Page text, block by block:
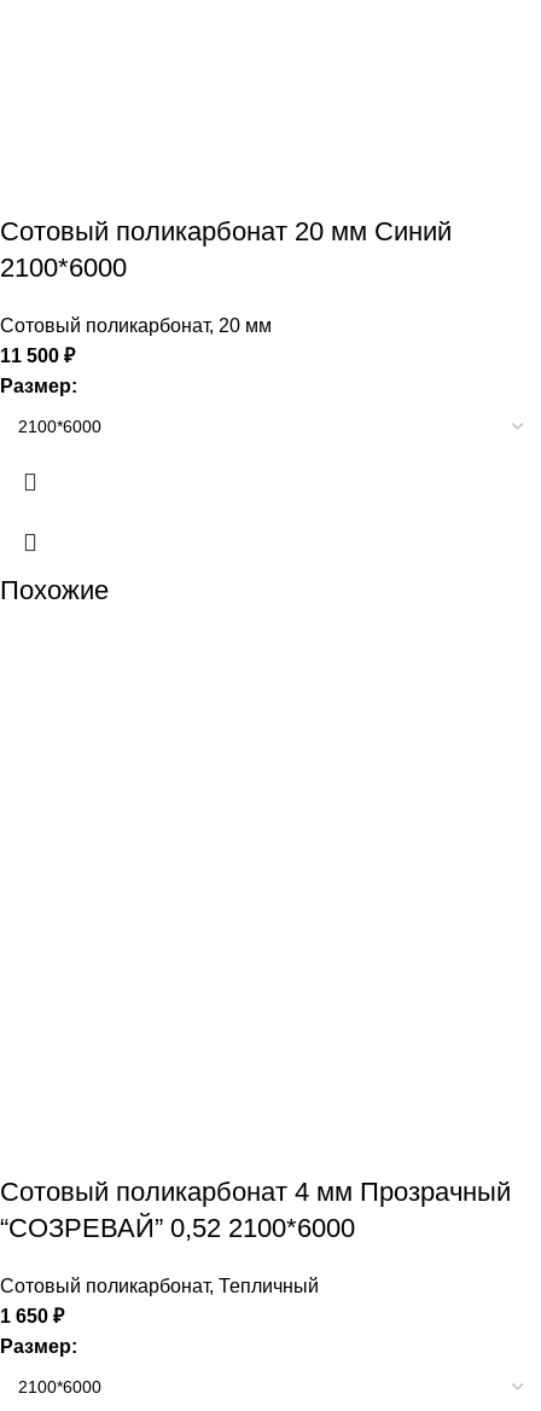
Сотовый поликарбонат 20 мм Синий
2100*6000
Сотовый поликарбонат, 20 мм
11 500 ₽
Размер:
Похожие
Сотовый поликарбонат 4 мм Прозрачный
“СОЗРЕВАЙ” 0,52 2100*6000
Сотовый поликарбонат, Тепличный
1 650 ₽
Размер: